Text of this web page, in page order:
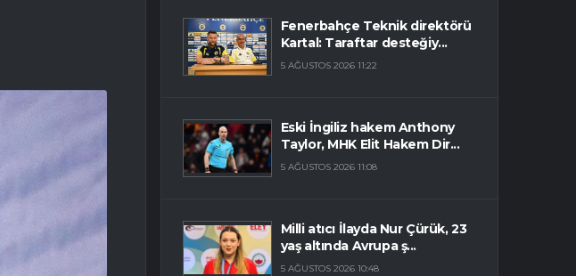
Fenerbahçe Teknik direktörü
Kartal: Taraftar desteğiy...
5 AĞUSTOS 2026 11:22
Eski İngiliz hakem Anthony
Taylor, MHK Elit Hakem Dir...
5 AĞUSTOS 2026 11:08
Milli atıcı İlayda Nur Çürük, 23
yaş altında Avrupa ş...
5 AĞUSTOS 2026 10:48